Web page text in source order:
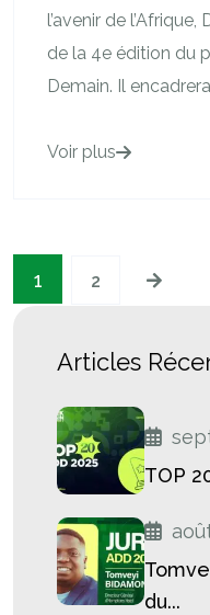
l’avenir de
de la 4e édition du
Demain. Il encadrera
Voir plus
1 2
Articles
TOP
du...